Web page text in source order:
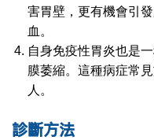
害胃壁，更有機會引
血。
自身免疫性胃炎也是
膜萎縮。這種病症常
人。
診斷方法